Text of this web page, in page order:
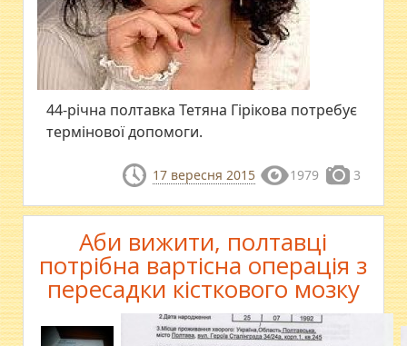
44-річна полтавка Тетяна Гірікова потребує
термінової допомоги.
17 вересня 2015 1979 3
Аби вижити, полтавці
потрібна вартісна операція з
пересадки кісткового мозку